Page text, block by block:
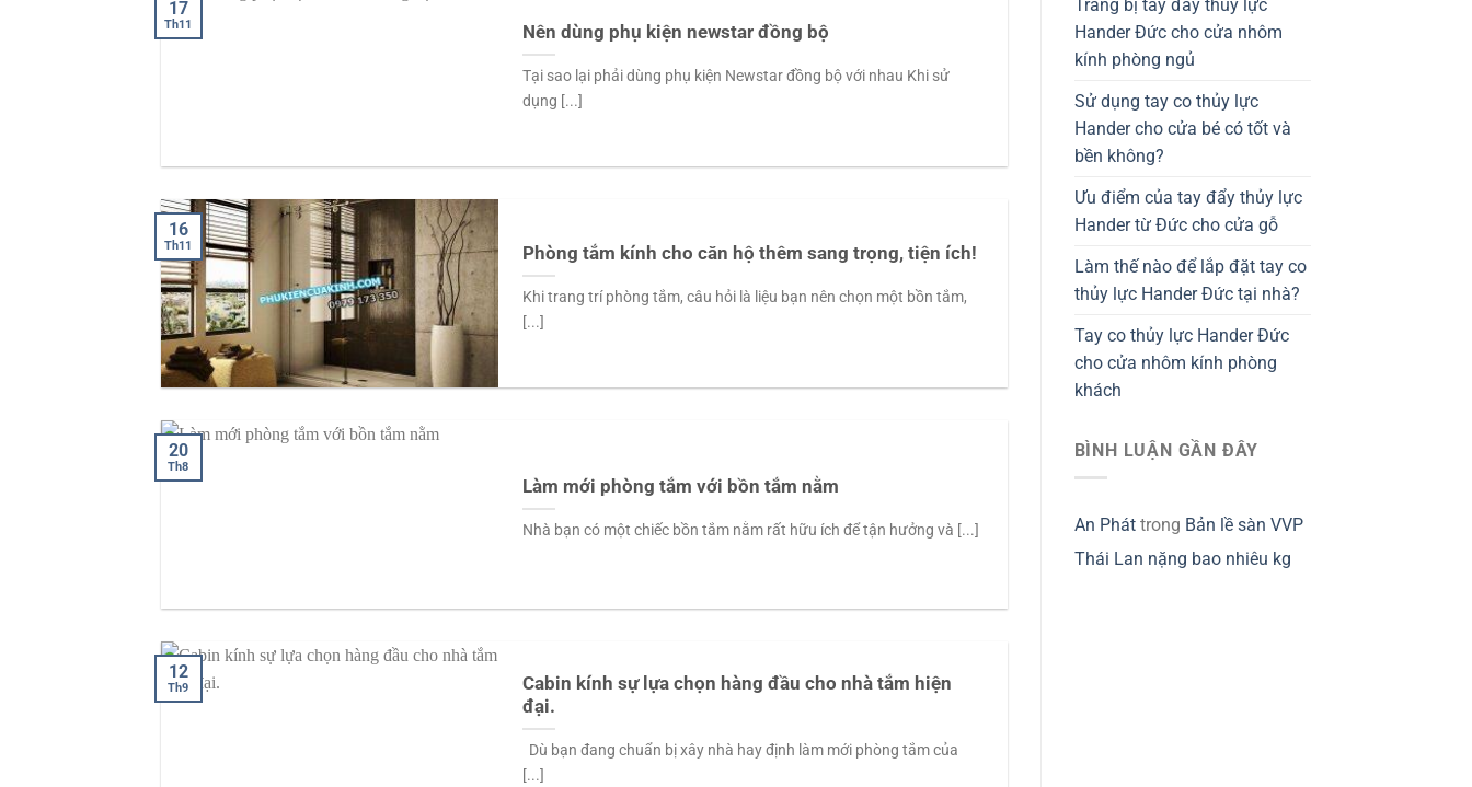
Nên dùng phụ kiện newstar đồng bộ
Tại sao lại phải dùng phụ kiện Newstar đồng bộ với nhau Khi sử
dụng [...]
17
Th11
Phòng tắm kính cho căn hộ thêm sang trọng, tiện ích!
Khi trang trí phòng tắm, câu hỏi là liệu bạn nên chọn một bồn tắm,
[...]
16
Th11
Làm mới phòng tắm với bồn tắm nằm
Nhà bạn có một chiếc bồn tắm nằm rất hữu ích để tận hưởng và [...]
20
Th8
Cabin kính sự lựa chọn hàng đầu cho nhà tắm hiện
đại.
Dù bạn đang chuẩn bị xây nhà hay định làm mới phòng tắm của
[...]
12
Th9
Trang bị tay đẩy thủy lực
Hander Đức cho cửa nhôm
kính phòng ngủ
Sử dụng tay co thủy lực
Hander cho cửa bé có tốt và
bền không?
Ưu điểm của tay đẩy thủy lực
Hander từ Đức cho cửa gỗ
Làm thế nào để lắp đặt tay co
thủy lực Hander Đức tại nhà?
Tay co thủy lực Hander Đức
cho cửa nhôm kính phòng
khách
BÌNH LUẬN GẦN ĐÂY
An Pháttrong Bản lề sàn VVP
Thái Lan nặng bao nhiêu kg